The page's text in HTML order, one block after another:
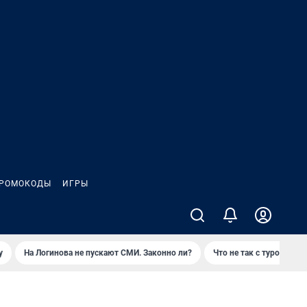
ИГРЫ
На Логинова не пускают СМИ. Законно ли? Что не так с туром на